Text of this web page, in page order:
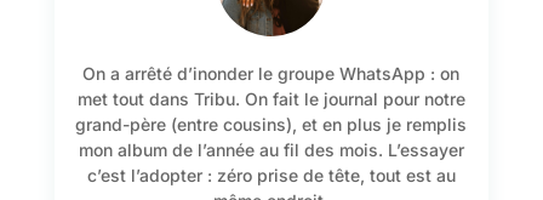
On a arrêté d’inonder le groupe WhatsApp : on
met tout dans Tribu. On fait le journal pour notre
grand-père (entre cousins), et en plus je remplis
mon album de l’année au fil des mois. L’essayer
c’est l’adopter : zéro prise de tête, tout est au